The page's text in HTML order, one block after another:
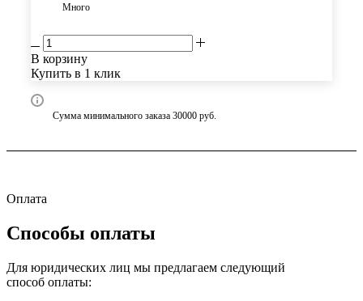
Много
В корзину
Купить в 1 клик
Сумма минимального заказа 30000 руб.
Оплата
Способы оплаты
Для юридических лиц мы предлагаем следующий
способ оплаты: